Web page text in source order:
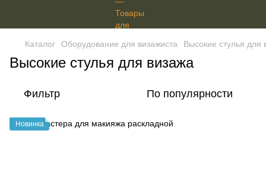
Каталог Оборудование для визажиста Высокие стулья для
Высокие стулья для визажа
Фильтр По популярности
Новинка